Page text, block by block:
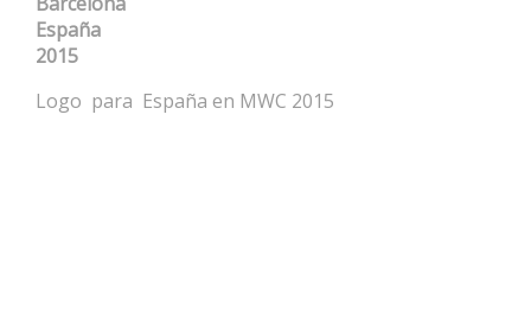
España
2015
Logo para España en MWC 2015